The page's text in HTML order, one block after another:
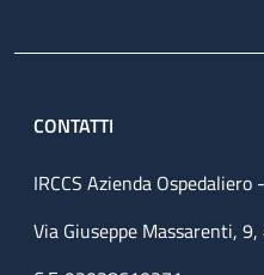
CONTATTI
IRCCS Azienda
Via Giuseppe Massarenti,